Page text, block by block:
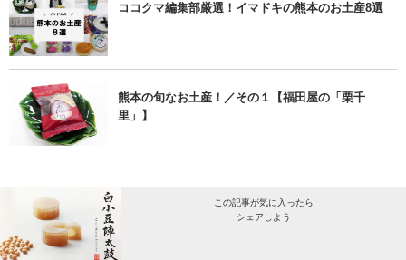
ココクマ編集部厳選！イマドキの熊本のお土産8選
熊本の旬なお土産！／その１【福田屋の「栗千
里」】
この記事が気に入ったら
シェアしよう